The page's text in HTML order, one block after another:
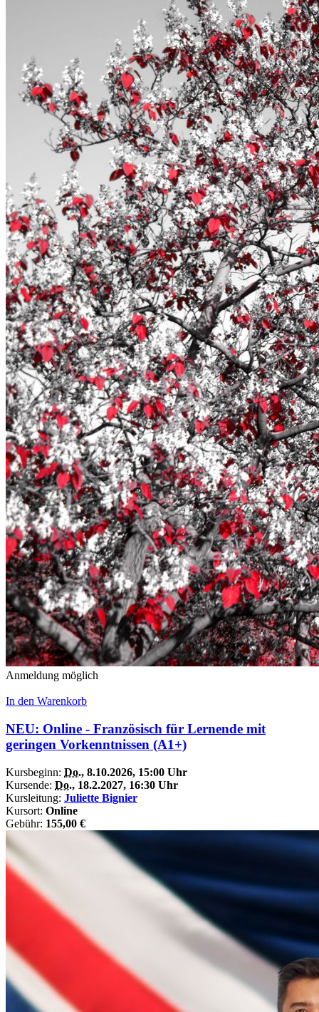
Anmeldung möglich
In den Warenkorb
NEU: Online - Französisch für Lernende mit
geringen Vorkenntnissen (A1+)
Kursbeginn: Do., 8.10.2026, 15:00 Uhr
Kursende: Do., 18.2.2027, 16:30 Uhr
Kursleitung: Juliette Bignier
Kursort: Online
Gebühr: 155,00 €